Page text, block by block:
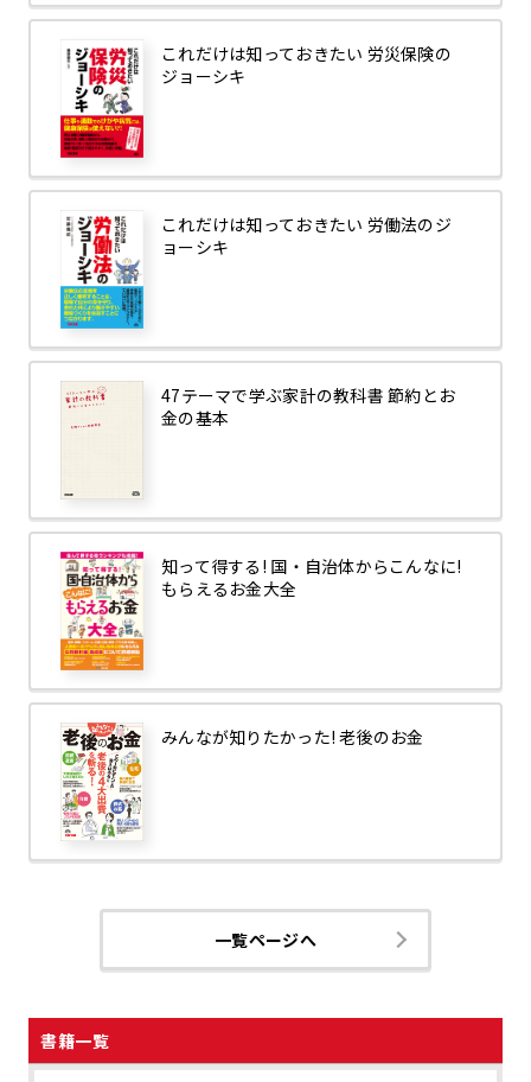
書籍一覧
これだけは知っておきたい 労災保険の
ジョーシキ
これだけは知っておきたい 労働法のジ
ョーシキ
47テーマで学ぶ家計の教科書 節約とお
金の基本
知って得する! 国・自治体からこんなに!
もらえるお金大全
みんなが知りたかった! 老後のお金
一覧ページへ